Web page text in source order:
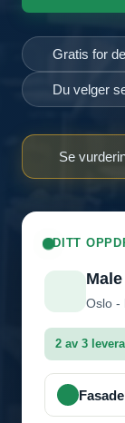
Gratis for
Du velger
Se
DITT
Oslo -
2 av 3